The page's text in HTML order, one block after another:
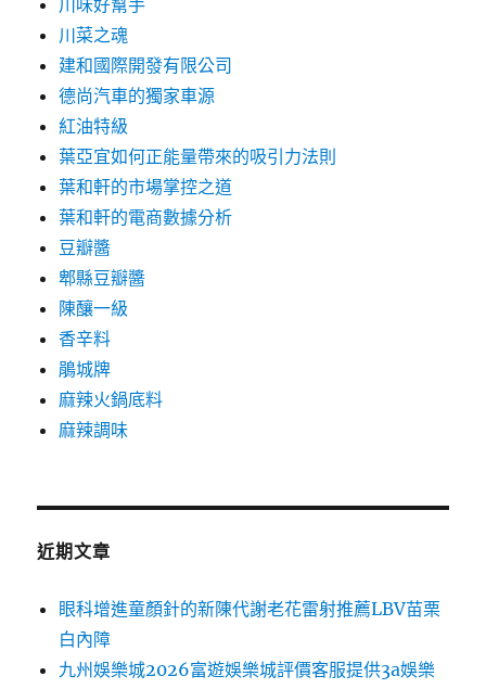
川味好幫手
川菜之魂
建和國際開發有限公司
德尚汽車的獨家車源
紅油特級
葉亞宜如何正能量帶來的吸引力法則
葉和軒的市場掌控之道
葉和軒的電商數據分析
豆瓣醬
郫縣豆瓣醬
陳釀一級
香辛料
鵑城牌
麻辣火鍋底料
麻辣調味
近期文章
眼科增進童顏針的新陳代謝老花雷射推薦LBV苗栗
白內障
九州娛樂城2026富遊娛樂城評價客服提供3a娛樂